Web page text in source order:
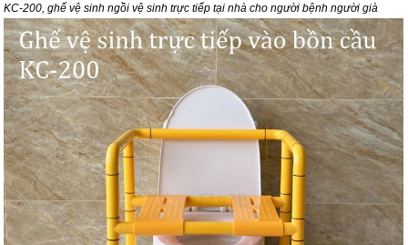
KC-200, ghế vệ sinh ngồi vệ sinh trực tiếp tại nhà cho người bệnh người già